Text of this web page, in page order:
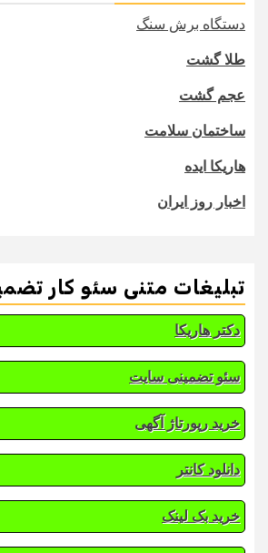
دستگاه برش سنگ
طلا گشت
عجم گشت
ساختمان سلامت
هاریکا ایده
اخبار روز ایران
تبلیغات متنی سئو کار
دکتر هاریکا
سئو تضمینی سایت
خرید رپورتاژ آگهی
دانلود کانتر
خرید بک لینک